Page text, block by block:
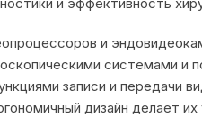
и
системами
записи и передачи
дизайн делает